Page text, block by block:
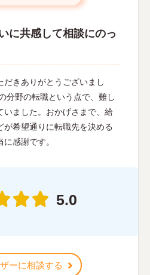
に共感して相談にのっ
だきありがとうございまし
分野の転職という点で、難し
いました。おかげさまで、給
が希望通りに転職先を決める
感謝です。
5.0
ーに相談する